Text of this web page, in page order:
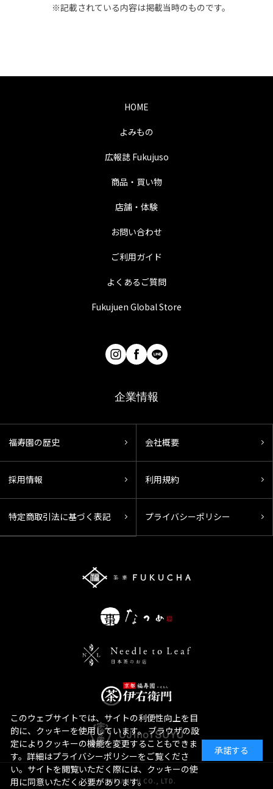
※記載されている内容は掲載当時のものです。
HOME
よみもの
広報誌 Fukujuso
商品・買い物
店舗・体験
お問い合わせ
ご利用ガイド
よくあるご質問
Fukujuen Global Store
企業情報
福寿園の歴史 会社概要
採用情報 利用規約
特定商取引法に基づく表記 プライバシーポリシー
© FUKUJUEN CO., LTD.
このウェブサイトでは、サイトの利便性向上を目
的に、クッキーを使用しています。 ブラウザの設
定によりクッキーの機能を変更することもできま
す。詳細はプライバシーポリシーをご覧くださ
い。サイトを閲覧いただく際には、クッキーの使
用に同意いただく必要があります。
承諾する